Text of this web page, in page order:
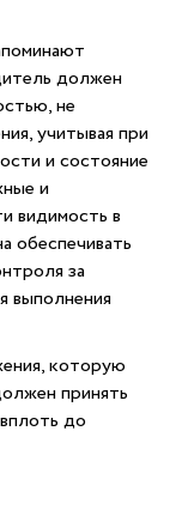
должен
не
учитывая при
и состояние
и
видимость в
обеспечивать
за
выполнения
которую
принять
до